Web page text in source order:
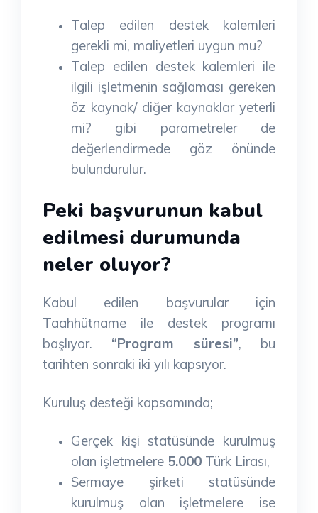
Talep edilen destek kalemleri
gerekli mi, maliyetleri uygun mu?
Talep edilen destek kalemleri ile
ilgili işletmenin sağlaması gereken
öz kaynak/ diğer kaynaklar yeterli
mi? gibi parametreler de
değerlendirmede göz önünde
bulundurulur.
Peki başvurunun kabul
edilmesi durumunda
neler oluyor?
Kabul edilen başvurular için
Taahhütname ile destek programı
başlıyor. “Program süresi”, bu
tarihten sonraki iki yılı kapsıyor.
Kuruluş desteği kapsamında;
Gerçek kişi statüsünde kurulmuş
olan işletmelere 5.000 Türk Lirası,
Sermaye şirketi statüsünde
kurulmuş olan işletmelere ise